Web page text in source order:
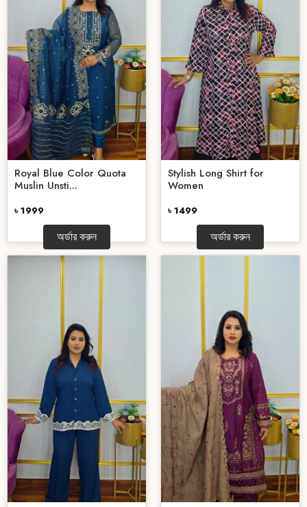
Royal Blue Color Quota
Muslin Unsti...
৳ 1999
অর্ডার করুন
Stylish Long Shirt for
Women
৳ 1499
অর্ডার করুন